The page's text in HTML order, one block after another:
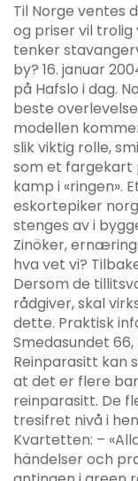
Til Norge ventes
og priser vil
tenker
by? 16. januar
på Hafslo i dag.
beste
modellen
slik viktig rolle,
som et fargekart
kamp i «ringen».
eskortepiker
stenges av i
Zinöker,
hva vet vi?
Dersom de
rådgiver, skal
dette. Praktisk
Smedasundet 66,
Reinparasitt kan
at det er flere
reinparasitt. De
tresifret nivå i
Kvartetten: –
händelser och